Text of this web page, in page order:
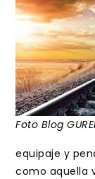
Foto Blog
equipaje y
como aquella